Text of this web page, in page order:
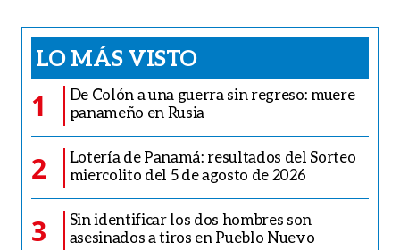
LO MÁS VISTO
1
De Colón a una guerra sin regreso: muere
panameño en Rusia
2
Lotería de Panamá: resultados del Sorteo
miercolito del 5 de agosto de 2026
3
Sin identificar los dos hombres son
asesinados a tiros en Pueblo Nuevo